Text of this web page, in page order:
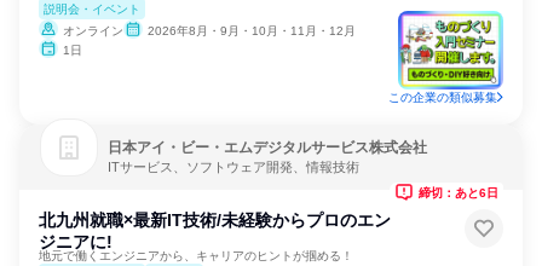
説明会・イベント
オンライン
2026年8月・9月・10月・11月・12月
1日
この企業の類似募集
日本アイ・ビー・エムデジタルサービス株式会社
ITサービス、ソフトウェア開発、情報技術
北九州就職×最新IT技術/未経験からプロのエン
ジニアに!
地元で働くエンジニアから、キャリアのヒントが掴める！
締切：あと6日